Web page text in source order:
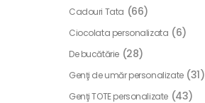
Cadouri Tata (66)
Ciocolata personalizata (6)
De bucătărie (28)
Genţi de umăr personalizate (31)
Genţi TOTE personalizate (43)